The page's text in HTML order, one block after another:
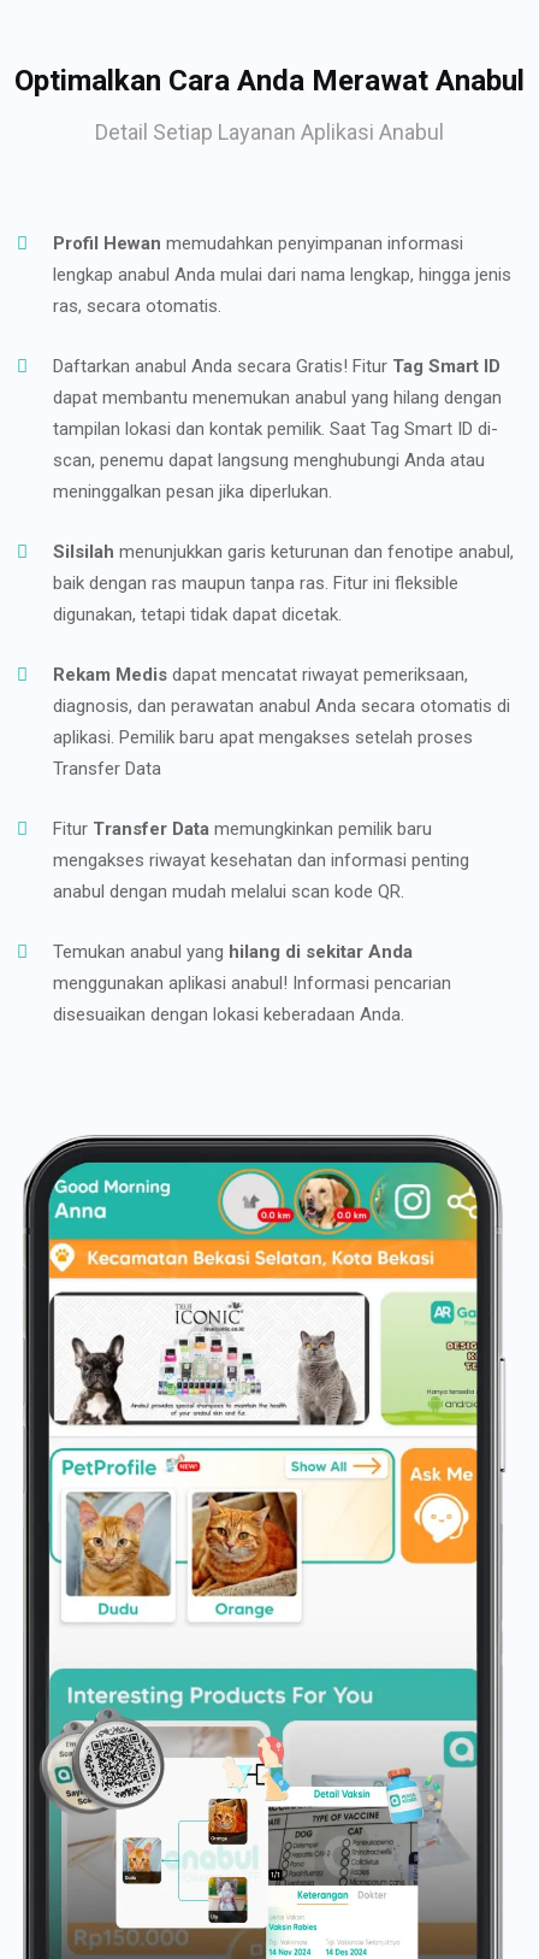
Optimalkan Cara Anda Merawat Anabul
Detail Setiap Layanan Aplikasi Anabul
Profil Hewan memudahkan penyimpanan informasi
lengkap anabul Anda mulai dari nama lengkap, hingga jenis
ras, secara otomatis.
Daftarkan anabul Anda secara Gratis! Fitur Tag Smart ID
dapat membantu menemukan anabul yang hilang dengan
tampilan lokasi dan kontak pemilik. Saat Tag Smart ID di-
scan, penemu dapat langsung menghubungi Anda atau
meninggalkan pesan jika diperlukan.
Silsilah menunjukkan garis keturunan dan fenotipe anabul,
baik dengan ras maupun tanpa ras. Fitur ini fleksible
digunakan, tetapi tidak dapat dicetak.
Rekam Medis dapat mencatat riwayat pemeriksaan,
diagnosis, dan perawatan anabul Anda secara otomatis di
aplikasi. Pemilik baru apat mengakses setelah proses
Transfer Data
Fitur Transfer Data memungkinkan pemilik baru
mengakses riwayat kesehatan dan informasi penting
anabul dengan mudah melalui scan kode QR.
Temukan anabul yang hilang di sekitar Anda
menggunakan aplikasi anabul! Informasi pencarian
disesuaikan dengan lokasi keberadaan Anda.